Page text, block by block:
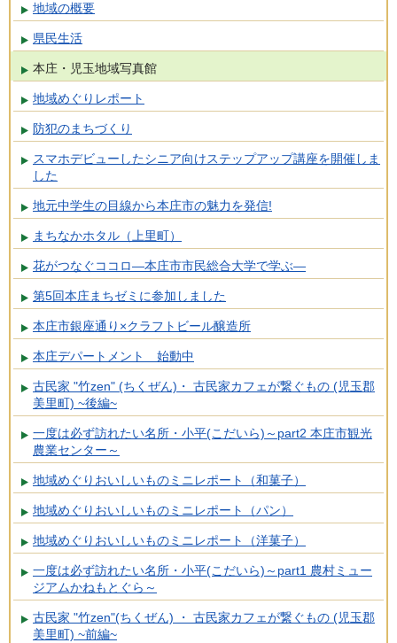
地域の概要
県民生活
本庄・児玉地域写真館
地域めぐりレポート
防犯のまちづくり
スマホデビューしたシニア向けステップアップ講座を開催しま
した
地元中学生の目線から本庄市の魅力を発信!
まちなかホタル（上里町）
花がつなぐココロ―本庄市市民総合大学で学ぶ―
第5回本庄まちゼミに参加しました
本庄市銀座通り×クラフトビール醸造所
本庄デパートメント 始動中
古民家 "竹zen" (ちくぜん)・ 古民家カフェが繋ぐもの (児玉郡
美里町) ~後編~
一度は必ず訪れたい名所・小平(こだいら)～part2 本庄市観光
農業センター～
地域めぐりおいしいものミニレポート（和菓子）
地域めぐりおいしいものミニレポート（パン）
地域めぐりおいしいものミニレポート（洋菓子）
一度は必ず訪れたい名所・小平(こだいら)～part1 農村ミュー
ジアムかねもとぐら～
古民家 "竹zen"(ちくぜん) ・ 古民家カフェが繋ぐもの (児玉郡
美里町) ~前編~